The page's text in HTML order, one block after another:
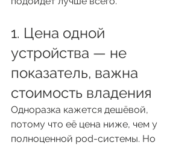
1. Цена одной
устройства — не
показатель, важна
стоимость владения
Одноразка кажется дешёвой,
потому что её цена ниже, чем у
полноценной pod-системы. Но